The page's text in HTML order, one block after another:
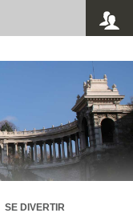
SE DIVERTIR